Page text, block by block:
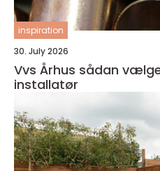
inspiration
30. July 2026
Vvs Århus sådan vælger du den rigtige
installatør